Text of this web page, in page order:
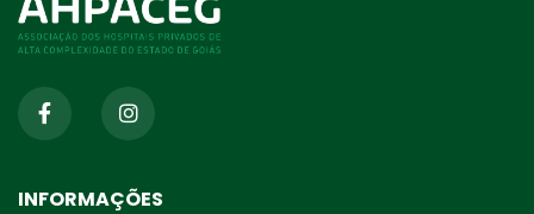
INFORMAÇÕES